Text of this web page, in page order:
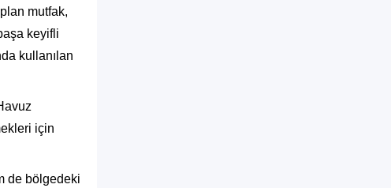
mutfak,
keyifli
kullanılan
için
de bölgedeki